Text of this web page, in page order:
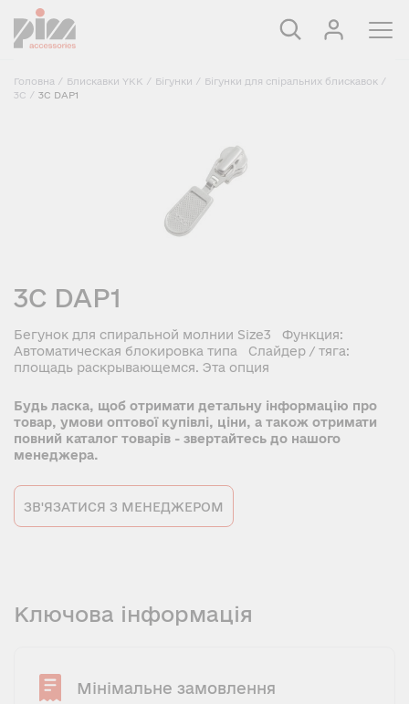
Головна / Блискавки YKK / Бігунки / Бігунки для спіральних блискавок /
3C / 3C DAP1
3C DAP1
Бегунок для спиральной молнии Size3 Функция:
Автоматическая блокировка типа Слайдер / тяга:
площадь раскрывающемся. Эта опция
Будь ласка, щоб отримати детальну інформацію про
товар, умови оптової купівлі, ціни, а також отримати
повний каталог товарів - звертайтесь до нашого
менеджера.
ЗВ'ЯЗАТИСЯ З МЕНЕДЖЕРОМ
Ключова інформація
Мінімальне замовлення